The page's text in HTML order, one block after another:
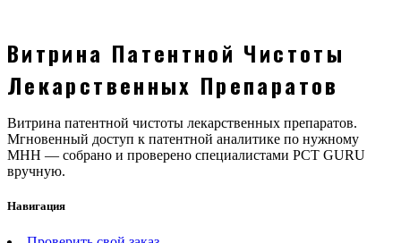
Витрина Патентной Чистоты
Лекарственных Препаратов
Витрина патентной чистоты лекарственных препаратов.
Мгновенный доступ к патентной аналитике по нужному
МНН — собрано и проверено специалистами PCT GURU
вручную.
Навигация